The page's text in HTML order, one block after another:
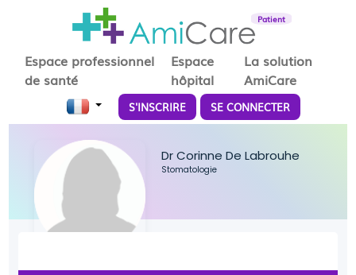
Patient
Espace professionnel
de santé
Espace
hôpital
La solution
AmiCare
S'INSCRIRE SE CONNECTER
Dr Corinne De Labrouhe
Stomatologie